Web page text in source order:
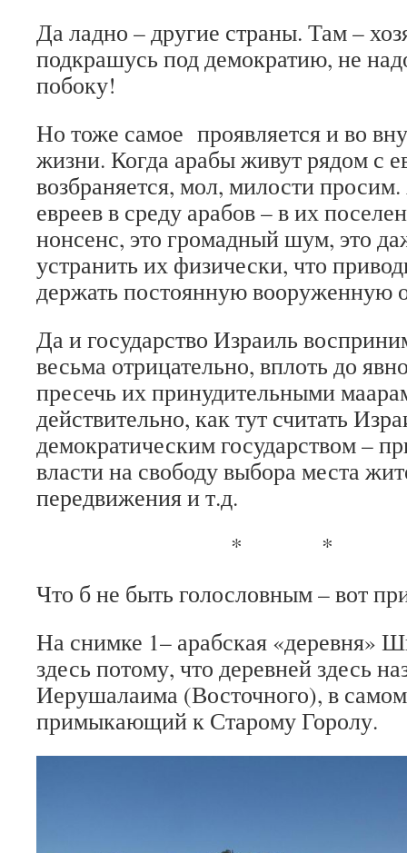
Да ладно – другие страны. Там –
подкрашусь под демократию, не
побоку!
Но тоже самое проявляется и во
жизни. Когда арабы живут рядом с
возбраняется, мол, милости
евреев в среду арабов – в их
нонсенс, это громадный шум, это
устранить их физически, что
держать постоянную вооруженную
Да и государство Израиль
весьма отрицательно, вплоть до
пресечь их принудительными
действительно, как тут считать
демократическим государством –
власти на свободу выбора места
передвижения и т.д.
* *
Что б не быть голословным – вот
На снимке 1– арабская «деревня»
здесь потому, что деревней здесь
Иерушалаима (Восточного), в
примыкающий к Старому Горолу.